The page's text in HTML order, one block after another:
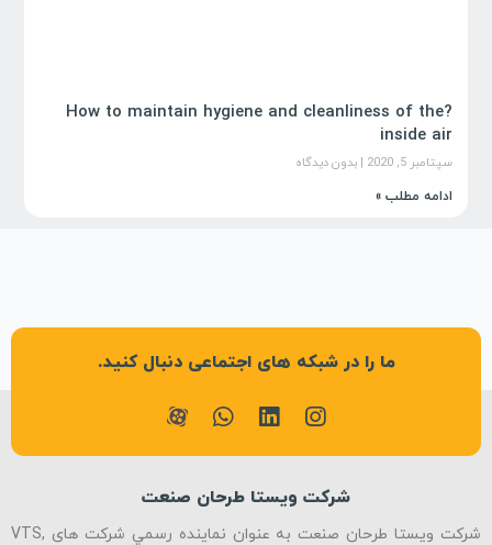
?How to maintain hygiene and cleanliness of the
inside air
سپتامبر 5, 2020
بدون دیدگاه
ادامه مطلب »
ما را در شبکه های اجتماعی دنبال کنید.
شرکت ویستا طرحان صنعت
شرکت ویستا طرحان صنعت به عنوان نماينده رسمي شرکت های VTS,